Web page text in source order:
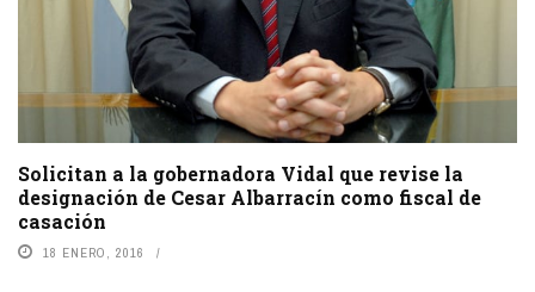
Solicitan a la gobernadora Vidal que revise la
designación de Cesar Albarracín como fiscal de
casación
18 ENERO, 2016